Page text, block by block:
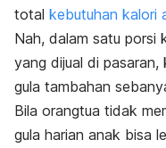
total kebutuhan kalori
Nah, dalam satu porsi
yang dijual di
gula tambahan
Bila orangtua tidak
gula harian anak bisa